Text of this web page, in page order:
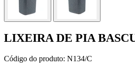
LIXEIRA DE PIA
Código do produto: N134/C